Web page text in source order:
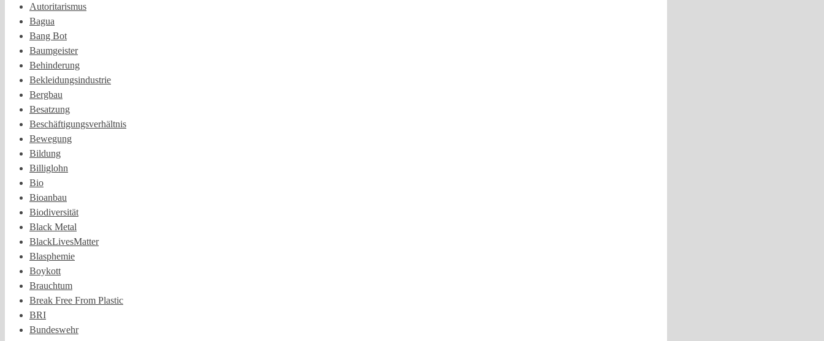
Autoritarismus
Bagua
Bang Bot
Baumgeister
Behinderung
Bekleidungsindustrie
Bergbau
Besatzung
Beschäftigungsverhältnis
Bewegung
Bildung
Billiglohn
Bio
Bioanbau
Biodiversität
Black Metal
BlackLivesMatter
Blasphemie
Boykott
Brauchtum
Break Free From Plastic
BRI
Bundeswehr